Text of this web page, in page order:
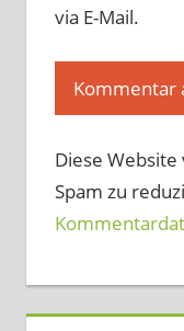
via E-Mail.
Diese
Spam zu